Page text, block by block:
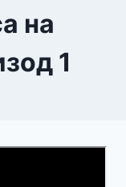
на
1